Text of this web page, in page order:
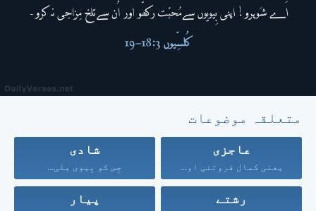
متعلقہ موضوعات
عاجزی
یعنی کمال فروتنی اور...
شادی
جِس کو بِیوی مِلی...
رشتے پیار